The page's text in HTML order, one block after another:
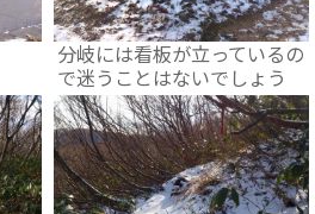
分岐には看板が立っているの
で迷うことはないでしょう